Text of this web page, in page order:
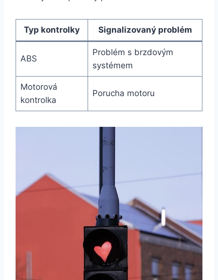
Typ kontrolky Signalizovaný problém
ABS
Problém s brzdovým
systémem
Motorová
kontrolka
Porucha motoru